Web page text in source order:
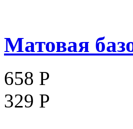
Матовая
658 Р
329 Р